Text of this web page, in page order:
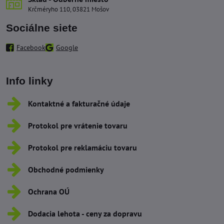
Krčméryho 110, 03821 Mošov
Sociálne siete
Facebook Google
Info linky
Kontaktné a fakturačné údaje
Protokol pre vrátenie tovaru
Protokol pre reklamáciu tovaru
Obchodné podmienky
Ochrana OÚ
Dodacia lehota - ceny za dopravu